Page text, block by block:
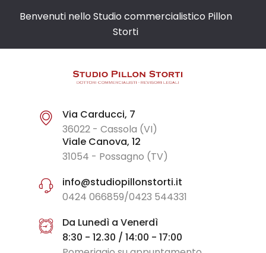
Benvenuti nello Studio commercialistico Pillon
Storti
Via Carducci, 7
36022 - Cassola (VI)
Viale Canova, 12
31054 - Possagno (TV)
info@studiopillonstorti.it
0424 066859/0423 544331
Da Lunedì a Venerdì
8:30 - 12.30 / 14:00 - 17:00